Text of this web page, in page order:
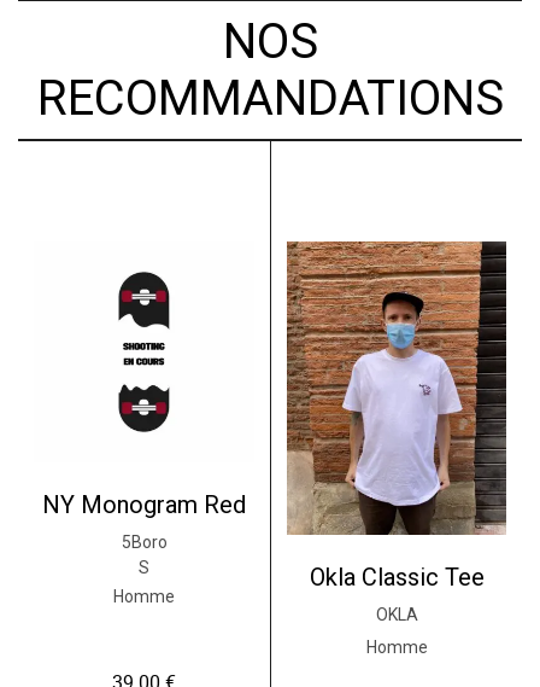
NOS
RECOMMANDATIONS
NY Monogram Red
5Boro
S
Homme
Okla Classic Tee
OKLA
Homme